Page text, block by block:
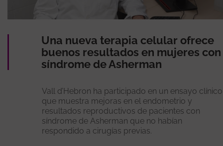
Una nueva terapia celular ofrece
buenos resultados en mujeres con
síndrome de Asherman
Vall d’Hebron ha participado en un ensayo clínico
que muestra mejoras en el endometrio y
resultados reproductivos de pacientes con
síndrome de Asherman que no habían
respondido a cirugías previas.